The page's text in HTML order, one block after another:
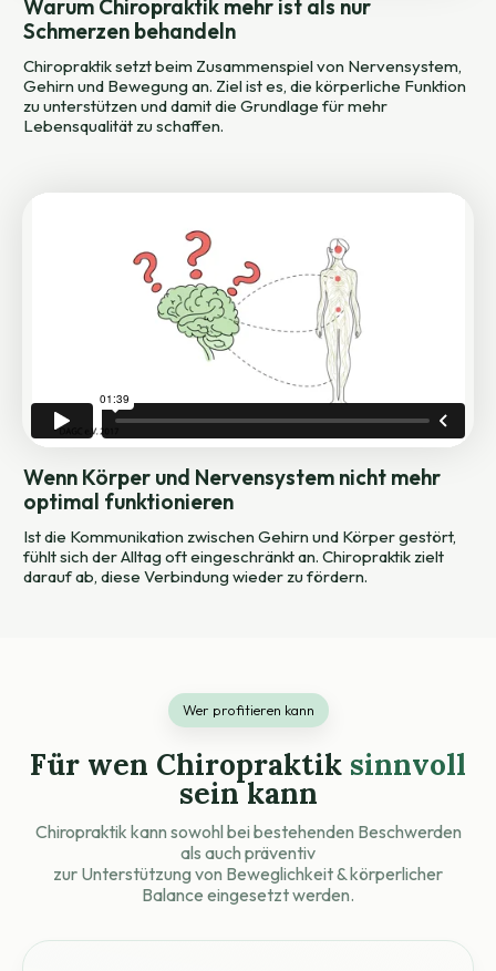
Warum Chiropraktik mehr ist als nur
Schmerzen behandeln
Chiropraktik setzt beim Zusammenspiel von Nervensystem,
Gehirn und Bewegung an. Ziel ist es, die körperliche Funktion
zu unterstützen und damit die Grundlage für mehr
Lebensqualität zu schaffen.
Wenn Körper und Nervensystem nicht mehr
optimal funktionieren
Ist die Kommunikation zwischen Gehirn und Körper gestört,
fühlt sich der Alltag oft eingeschränkt an. Chiropraktik zielt
darauf ab, diese Verbindung wieder zu fördern.
Wer profitieren kann
Für wen Chiropraktik sinnvoll
sein kann
Chiropraktik kann sowohl bei bestehenden Beschwerden
als auch präventiv
zur Unterstützung von Beweglichkeit & körperlicher
Balance eingesetzt werden.